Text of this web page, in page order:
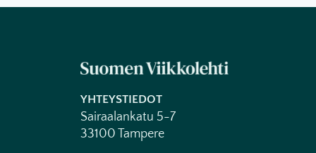
YHTEYSTIEDOT
Sairaalankatu 5-7
33100 Tampere